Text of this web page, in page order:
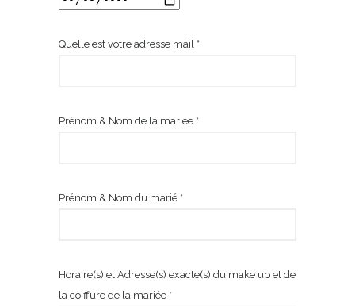
Quelle est votre adresse mail *
Prénom & Nom de la mariée *
Prénom & Nom du marié *
Horaire(s) et Adresse(s) exacte(s) du make up et de
la coiffure de la mariée *